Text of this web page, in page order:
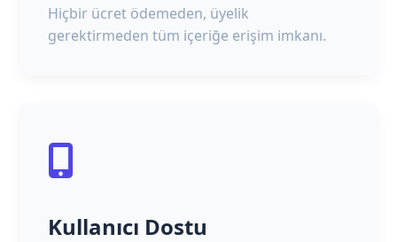
Hiçbir ücret ödemeden, üyelik
gerektirmeden tüm içeriğe erişim imkanı.
Kullanıcı Dostu